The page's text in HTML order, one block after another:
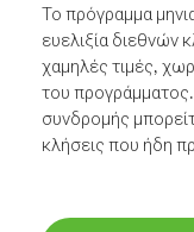
Το πρόγραμμα
ευελιξία διεθνών
χαμηλές τιμές,
του
συνδρομής
κλήσεις που ήδη